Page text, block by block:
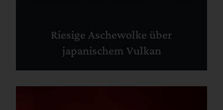
Riesige Aschewolke über
japanischem Vulkan